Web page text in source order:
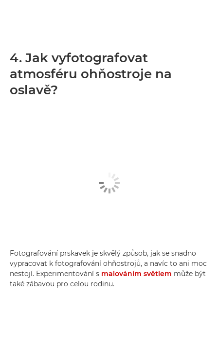
4. Jak vyfotografovat
atmosféru ohňostroje na
oslavě?
Fotografování prskavek je skvělý způsob, jak se snadno
vypracovat k fotografování ohňostrojů, a navíc to ani moc
nestojí. Experimentování s malováním světlem může být
také zábavou pro celou rodinu.